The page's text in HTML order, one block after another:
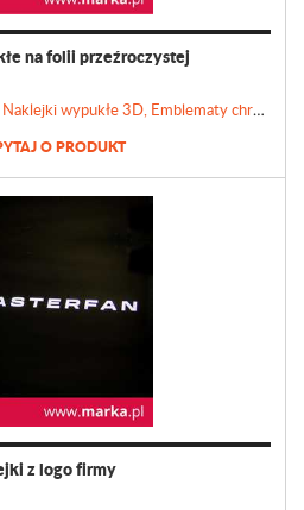
na folii przeźroczystej
POLINAL® - Emblematy.pl - Naklejki wypukłe 3D, Emblematy chromowane, Tabliczki, Etykiety
O PRODUKT
z logo firmy